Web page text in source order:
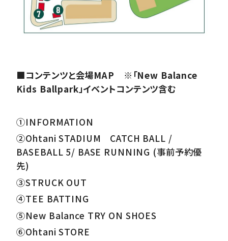
■コンテンツと会場MAP ※「New Balance
Kids Ballpark」イベントコンテンツ含む
①INFORMATION
②Ohtani STADIUM CATCH BALL /
BASEBALL 5/ BASE RUNNING (事前予約優
先)
③STRUCK OUT
④TEE BATTING
⑤New Balance TRY ON SHOES
⑥Ohtani STORE